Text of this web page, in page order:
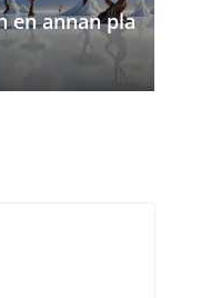
en annan pla